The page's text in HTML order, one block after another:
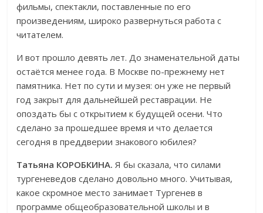
фильмы, спектакли, поставленные по его
произведениям, широко развернуться работа с
читателем.
И вот прошло девять лет. До знаменательной даты
остаётся менее года. В Москве по-прежнему нет
памятника. Нет по сути и музея: он уже не первый
год закрыт для дальнейшей реставрации. Не
опоздать бы с открытием к будущей осени. Что
сделано за прошедшее время и что делается
сегодня в преддверии знакового юбилея?
Татьяна КОРОБКИНА. Я бы сказала, что силами
тургеневедов сделано довольно много. Учитывая,
какое скромное место занимает Тургенев в
программе общеобразовательной школы и в